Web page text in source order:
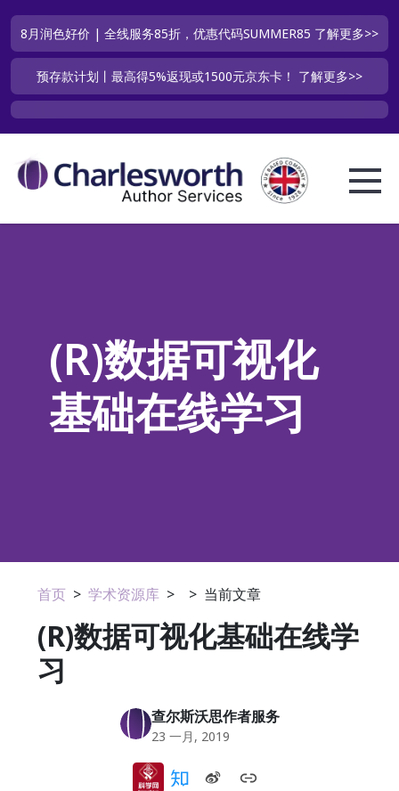
8月润色好价 | 全线服务85折，优惠代码SUMMER85 了解更多>>
预存款计划丨最高得5%返现或1500元京东卡！ 了解更多>>
(R)数据可视化
基础在线学习
首页 > 学术资源库 > > 当前文章
(R)数据可视化基础在线学
习
查尔斯沃思作者服务
23 一月, 2019